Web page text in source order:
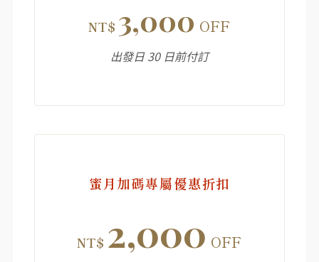
NT$ 3,000 OFF
出發日 30 日前付訂
蜜月加碼專屬優惠折扣
NT$ 2,000 OFF